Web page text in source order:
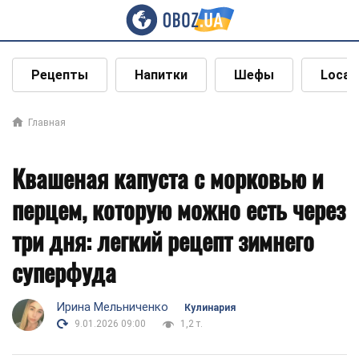
Рецепты Напитки Шефы Local
Главная
Квашеная капуста с морковью и
перцем, которую можно есть через
три дня: легкий рецепт зимнего
суперфуда
Ирина Мельниченко
Кулинария
9.01.2026 09:00
1,2 т.